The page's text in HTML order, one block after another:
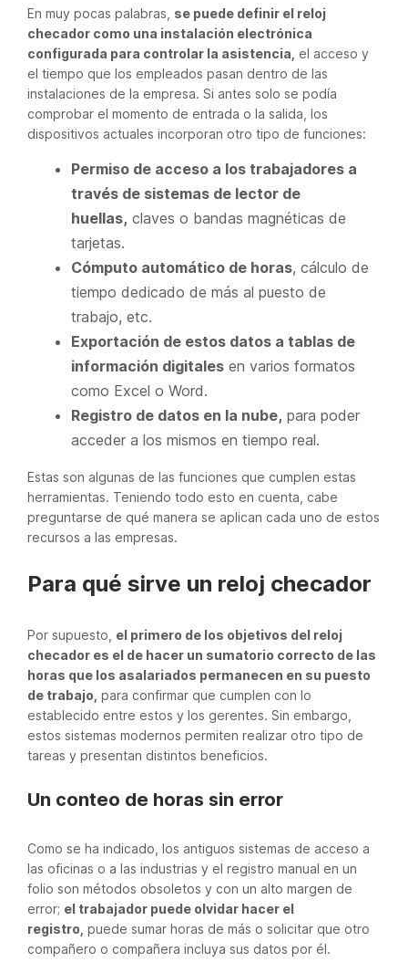
En muy pocas palabras, se puede definir el reloj
checador como una instalación electrónica
configurada para controlar la asistencia, el acceso y
el tiempo que los empleados pasan dentro de las
instalaciones de la empresa. Si antes solo se podía
comprobar el momento de entrada o la salida, los
dispositivos actuales incorporan otro tipo de funciones:
Permiso de acceso a los trabajadores a
través de sistemas de lector de
huellas, claves o bandas magnéticas de
tarjetas.
Cómputo automático de horas, cálculo de
tiempo dedicado de más al puesto de
trabajo, etc.
Exportación de estos datos a tablas de
información digitales en varios formatos
como Excel o Word.
Registro de datos en la nube, para poder
acceder a los mismos en tiempo real.
Estas son algunas de las funciones que cumplen estas
herramientas. Teniendo todo esto en cuenta, cabe
preguntarse de qué manera se aplican cada uno de estos
recursos a las empresas.
Para qué sirve un reloj checador
Por supuesto, el primero de los objetivos del reloj
checador es el de hacer un sumatorio correcto de las
horas que los asalariados permanecen en su puesto
de trabajo, para confirmar que cumplen con lo
establecido entre estos y los gerentes. Sin embargo,
estos sistemas modernos permiten realizar otro tipo de
tareas y presentan distintos beneficios.
Un conteo de horas sin error
Como se ha indicado, los antiguos sistemas de acceso a
las oficinas o a las industrias y el registro manual en un
folio son métodos obsoletos y con un alto margen de
error; el trabajador puede olvidar hacer el
registro, puede sumar horas de más o solicitar que otro
compañero o compañera incluya sus datos por él.